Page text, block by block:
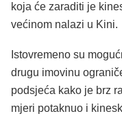
koja će zaraditi je
većinom nalazi u Kini.
Istovremeno su
drugu imovinu
podsjeća kako je brz
mjeri potaknuo i